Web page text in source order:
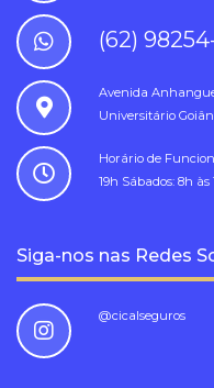
(62)
Avenida
Universitário
Horário de
19h Sábados: 8h às
Siga-nos nas Redes
@cicalseguros